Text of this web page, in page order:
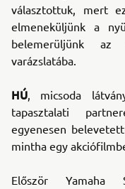
választottuk, mert
elmeneküljünk a
belemerüljünk
varázslatába.
HÚ, micsoda
tapasztalati
egyenesen
mintha egy
Először Yamaha